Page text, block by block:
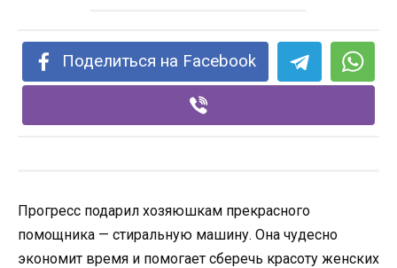
Поделиться на Facebook
Прогресс подарил хозяюшкам прекрасного
помощника — стиральную машину. Она чудесно
экономит время и помогает сберечь красоту женских